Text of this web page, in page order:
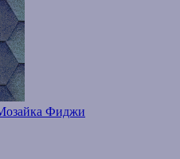
Фиджи